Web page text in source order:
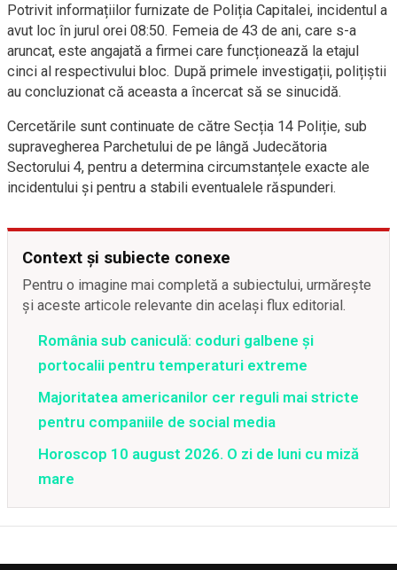
Potrivit informațiilor furnizate de Poliția Capitalei, incidentul a
avut loc în jurul orei 08:50. Femeia de 43 de ani, care s-a
aruncat, este angajată a firmei care funcționează la etajul
cinci al respectivului bloc. După primele investigații, polițiștii
au concluzionat că aceasta a încercat să se sinucidă.
Cercetările sunt continuate de către Secția 14 Poliție, sub
supravegherea Parchetului de pe lângă Judecătoria
Sectorului 4, pentru a determina circumstanțele exacte ale
incidentului și pentru a stabili eventualele răspunderi.
Context și subiecte conexe
Pentru o imagine mai completă a subiectului, urmărește
și aceste articole relevante din același flux editorial.
România sub caniculă: coduri galbene și
portocalii pentru temperaturi extreme
Majoritatea americanilor cer reguli mai stricte
pentru companiile de social media
Horoscop 10 august 2026. O zi de luni cu miză
mare